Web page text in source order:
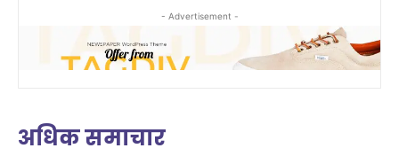
- Advertisement -
अधिक समाचार